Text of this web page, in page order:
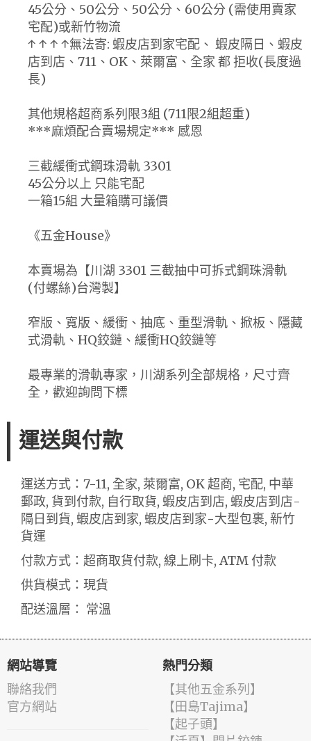
45公分、50公分、50公分、60公分 (需使用賣家
宅配)或新竹物流
↑ ↑ ↑ ↑無法寄: 蝦皮店到家宅配、 蝦皮隔日、蝦皮
店到店、711、OK、萊爾富、全家 都 拒收(長度過
長)
其他規格超商系列限3組 (711限2組超重)
***麻煩配合賣場規定*** 感恩
三截緩衝式鋼珠滑軌 3301
45公分以上 只能宅配
一箱15組 大量箱購可議價
《五金House》
本賣場為【川湖 3301 三截抽中可拆式鋼珠滑軌
(付螺絲)台灣製】
窄版、寬版、緩衝、抽底、重型滑軌、掀板、隱藏
式滑軌、HQ鉸鏈、緩衝HQ鉸鏈等
最專業的滑軌專家，川湖系列全部規格，尺寸齊
全，歡迎詢問下標
運送與付款
運送方式：7-11, 全家, 萊爾富, OK 超商, 宅配, 中華
郵政, 貨到付款, 自行取貨, 蝦皮店到店, 蝦皮店到店-
隔日到貨, 蝦皮店到家, 蝦皮店到家-大型包裹, 新竹
貨運
付款方式：超商取貨付款, 線上刷卡, ATM 付款
供貨模式：現貨
配送溫層： 常溫
網站導覽
聯絡我們
官方網站
熱門分類
【其他五金系列】
【田島Tajima】
【起子頭】